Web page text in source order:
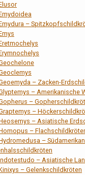
–
– Zacken-
– Amerikanische
–
–
– Asiatische
–
–
– Asiatische
– Gelenkschildkröten